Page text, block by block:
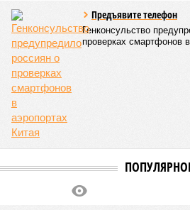
Предъявите телефон
Генконсульство
проверках смартфонов